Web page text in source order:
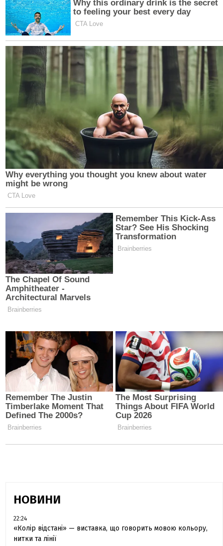
НОВИНИ
22:24
«Колір відстані» — виставка, що говорить мовою кольору,
нитки та лінії